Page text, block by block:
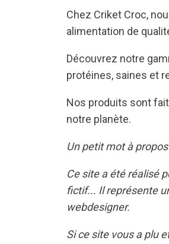
Chez Criket Croc,
alimentation de
Découvrez notre
protéines, saines et
Nos produits sont
notre planète.
Un petit mot à
Ce site a été réalisé
fictif... Il représente
webdesigner.
Si ce site vous a plu